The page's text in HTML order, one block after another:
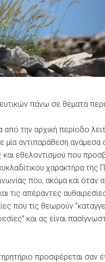
πάνω σε θέματα
την αρχική περίοδο
μία αντιπαράθεση ανάμεσα
εθελοντισμού που
χαρακτήρα
που, ακόμα και
τις απέραντες
που τις θεωρούν
και ας είναι
προσφέρεται σαν